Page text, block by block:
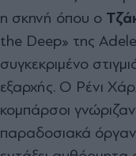
η σκηνή όπου ο
the Deep» της
συγκεκριμένο
εξαρχής. Ο Ρένι
κομπάρσοι
παραδοσιακά